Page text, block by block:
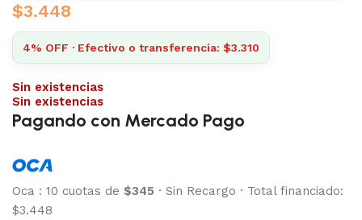
$3.448
4% OFF · Efectivo o transferencia: $3.310
Sin existencias
Sin existencias
Pagando con Mercado Pago
Oca : 10 cuotas de $345 · Sin Recargo · Total financiado:
$3.448